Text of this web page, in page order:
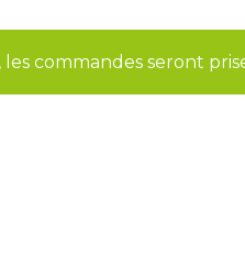
commandes seront